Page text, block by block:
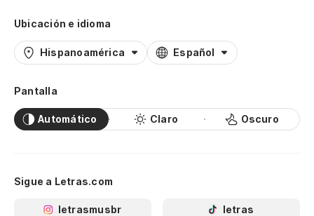
Ubicación e idioma
Hispanoamérica Español
Pantalla
Automático Claro Oscuro
Sigue a Letras.com
letrasmusbr letras